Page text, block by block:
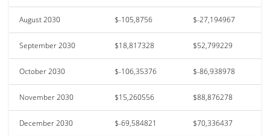
August 2030 $-105,8756 $-27,194967
September 2030 $18,817328 $52,799229
October 2030 $-106,35376 $-86,938978
November 2030 $15,260556 $88,876278
December 2030 $-69,584821 $70,336437